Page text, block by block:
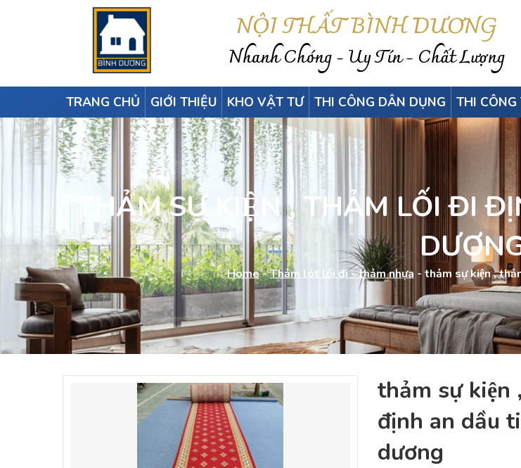
NỘI THẤT BÌNH DƯƠNG
Nhanh Chóng - Uy Tín - Chất Lượng
TRANG CHỦ GIỚI THIỆU KHO VẬT TƯ THI CÔNG DÂN DỤNG THI CÔNG
THẢM SỰ KIỆN , THẢM LỐI ĐI
Home-Thảm lót lối đi - thảm nhựa- thảm sự kiện ,
thảm sự
định an dầu
dương